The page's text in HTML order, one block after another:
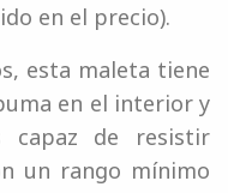
en el precio).
esta maleta tiene
en el interior y
capaz de resistir
un rango mínimo